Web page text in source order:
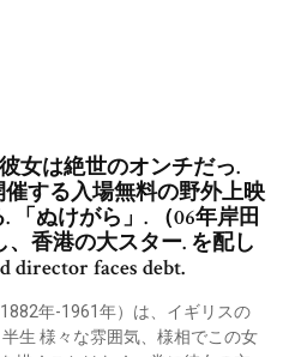
女は絶世のオンチだっ.
する入場無料の野外上映
「ぬけがら」. （06年岸田
香港の大スター. を配し
director faces debt.
年-1961年）は、イギリスの
生 様々な雰囲気、様相でこの女